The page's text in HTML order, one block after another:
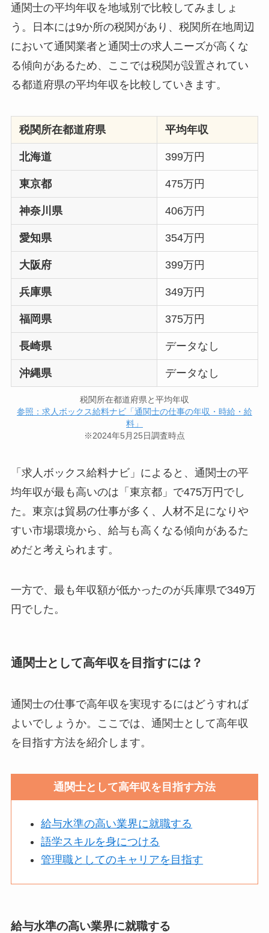
通関士の平均年収を地域別で比較してみましょ
う。日本には9か所の税関があり、税関所在地周辺
において通関業者と通関士の求人ニーズが高くな
る傾向があるため、ここでは税関が設置されてい
る都道府県の平均年収を比較していきます。
税関所在都道府県 平均年収
北海道 399万円
東京都 475万円
神奈川県 406万円
愛知県 354万円
大阪府 399万円
兵庫県 349万円
福岡県 375万円
長崎県 データなし
沖縄県 データなし
税関所在都道府県と平均年収
参照：求人ボックス給料ナビ「通関士の仕事の年収・時給・給
料」
※2024年5月25日調査時点
「求人ボックス給料ナビ」によると、通関士の平
均年収が最も高いのは「東京都」で475万円でし
た。東京は貿易の仕事が多く、人材不足になりや
すい市場環境から、給与も高くなる傾向があるた
めだと考えられます。
一方で、最も年収額が低かったのが兵庫県で349万
円でした。
通関士として高年収を目指すには？
通関士の仕事で高年収を実現するにはどうすれば
よいでしょうか。ここでは、通関士として高年収
を目指す方法を紹介します。
通関士として高年収を目指す方法
給与水準の高い業界に就職する
語学スキルを身につける
管理職としてのキャリアを目指す
給与水準の高い業界に就職する